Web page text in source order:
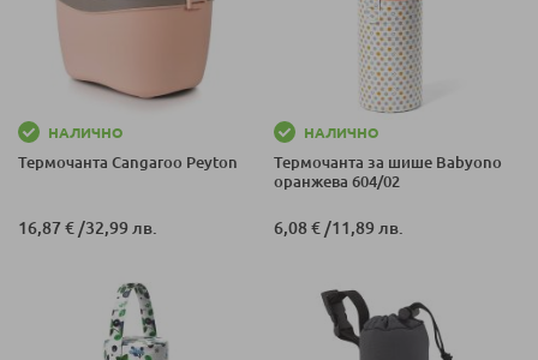
НАЛИЧНО
Термочанта Cangaroo Peyton
16,87 € /32,99 лв.
НАЛИЧНО
Термочанта за шише Babyono
оранжева 604/02
6,08 € /11,89 лв.